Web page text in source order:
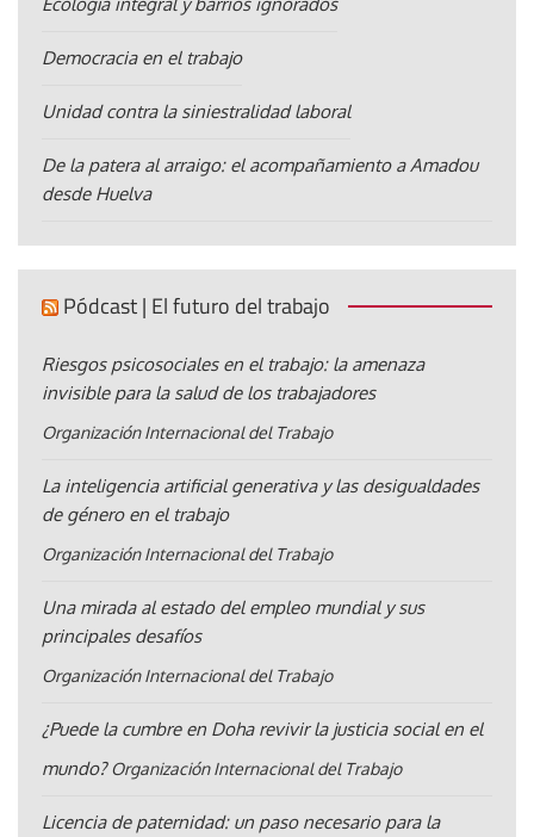
Democracia en el trabajo
Unidad contra la siniestralidad laboral
De la patera al arraigo: el acompañamiento a Amadou
desde Huelva
Pódcast | El futuro del trabajo
Riesgos psicosociales en el trabajo: la amenaza
invisible para la salud de los trabajadores
Organización Internacional del Trabajo
La inteligencia artificial generativa y las desigualdades
de género en el trabajo
Organización Internacional del Trabajo
Una mirada al estado del empleo mundial y sus
principales desafíos
Organización Internacional del Trabajo
¿Puede la cumbre en Doha revivir la justicia social en el
mundo? Organización Internacional del Trabajo
Licencia de paternidad: un paso necesario para la